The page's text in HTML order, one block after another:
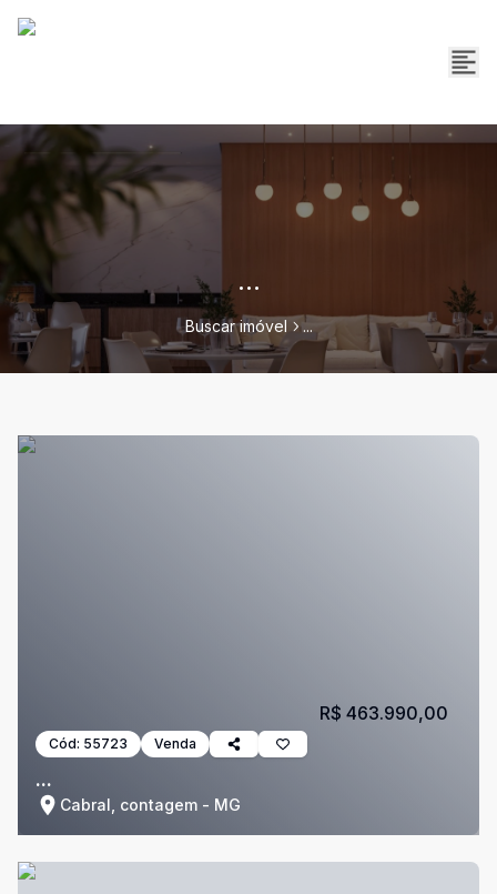
...
Buscar imóvel ...
Cód: 55723 Venda
...
Cabral, contagem - MG
R$ 463.990,00